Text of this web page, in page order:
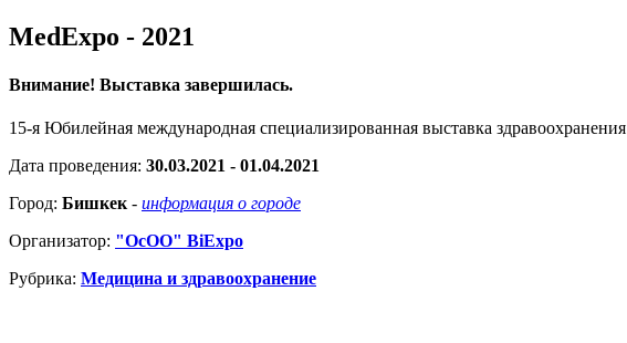
MedExpo - 2021
Внимание! Выставка завершилась.
15-я Юбилейная международная специализированная выставка здравоохранения
Дата проведения: 30.03.2021 - 01.04.2021
Город: Бишкек - информация о городе
Организатор: "ОсОО" BiExpo
Рубрика: Медицина и здравоохранение